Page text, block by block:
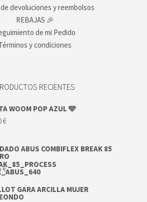
devoluciones y reembolsos
REBAJAS 🎉
de mi Pedido
y condiciones
RECIENTES
WOOM POP AZUL 🩵
€
ABUS COMBIFLEX BREAK 85
€
GARA ARCILLA MUJER